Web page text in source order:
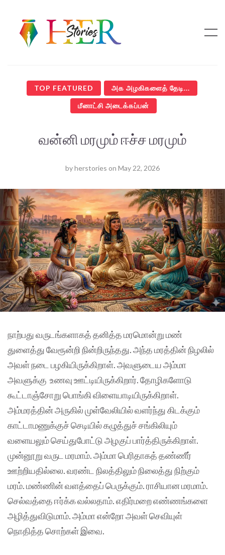
TOP FEATURED அக அழகிகளைத் தேடி...
மீனாட்சி அடைக்கப்பன்
வன்னி மரமும் ஈச்ச மரமும்
byherstories on May 22, 2026
நாற்பது வருடங்களாகத் தனித்த மரமொன்று மண்
துளைத்து வேரூன்றி நின்றிருந்தது. அந்த மரத்தின் நிழலில்
அவள் நடை பழகியிருக்கிறாள். அவளுடைய அம்மா
அவளுக்கு உணவு ஊட்டியிருக்கிறார். தோழிகளோடு
கூட்டாஞ்சோறு பொங்கி விளையாடியிருக்கிறாள்.
அம்மரத்தின் அருகில் முள்வேலியில் வளர்ந்து கிடக்கும்
காட்டாமணுக்குச் செடியில் கழுத்துச் சங்கிலியும்
வளையலும் செய்துபோட்டு அழகுப் பார்த்திருக்கிறாள்.
முன்னூறு வருட மரமாம். அம்மா பெரிதாகத் தண்ணீர்
ஊற்றியதில்லை. வரண்ட நிலத்திலும் நிலைத்து நிற்கும்
மரம். மண்ணின் வளத்தைப் பெருக்கும். ராசியான மரமாம்.
செல்வத்தை ஈர்க்க வல்லதாம். எதிர்மறை எண்ணங்களை
அழித்துவிடுமாம். அம்மா என்றோ அவள் செவியுள்
நொதித்த சொற்கள் இவை.